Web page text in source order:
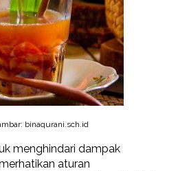
binaqurani.sch.id
menghindari dampak
aturan